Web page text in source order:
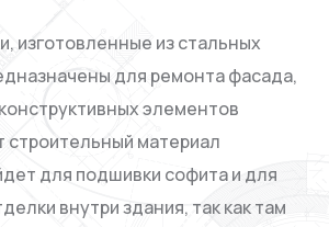
изготовленные из стальных
для ремонта фасада,
элементов
материал
для подшивки софита и для
внутри здания, так как там